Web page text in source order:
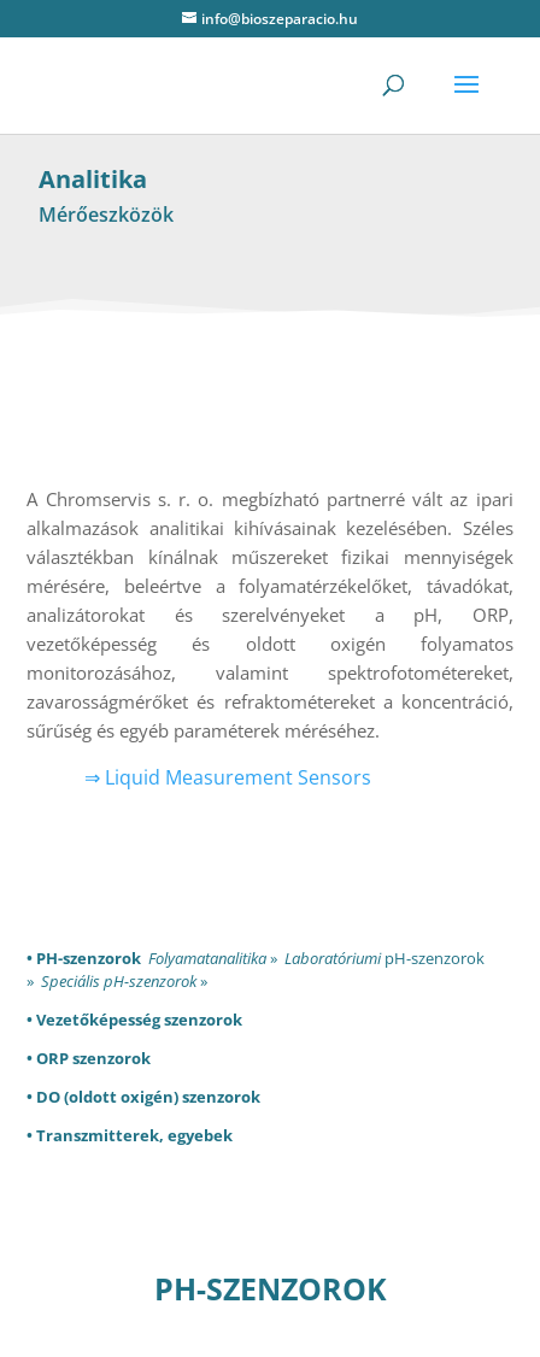
info@bioszeparacio.hu
Analitika
Mérőeszközök
A Chromservis s. r. o. megbízható partnerré vált az ipari
alkalmazások analitikai kihívásainak kezelésében. Széles
választékban kínálnak műszereket fizikai mennyiségek
mérésére, beleértve a folyamatérzékelőket, távadókat,
analizátorokat és szerelvényeket a pH, ORP,
vezetőképesség és oldott oxigén folyamatos
monitorozásához, valamint spektrofotométereket,
zavarosságmérőket és refraktométereket a koncentráció,
sűrűség és egyéb paraméterek méréséhez.
⇒ Liquid Measurement Sensors
• PH-szenzorok Folyamatanalitika» LaboratóriumipH-szenzorok
» Speciális pH-szenzorok»
• Vezetőképesség szenzorok
• ORP szenzorok
• DO (oldott oxigén) szenzorok
• Transzmitterek, egyebek
PH-SZENZOROK